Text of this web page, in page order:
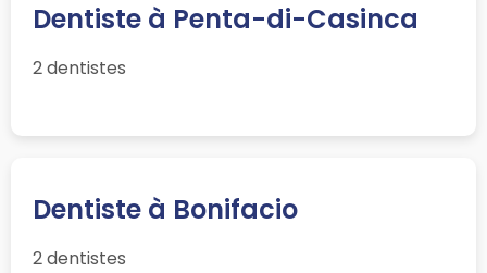
Dentiste à Penta-di-Casinca
2 dentistes
Dentiste à Bonifacio
2 dentistes